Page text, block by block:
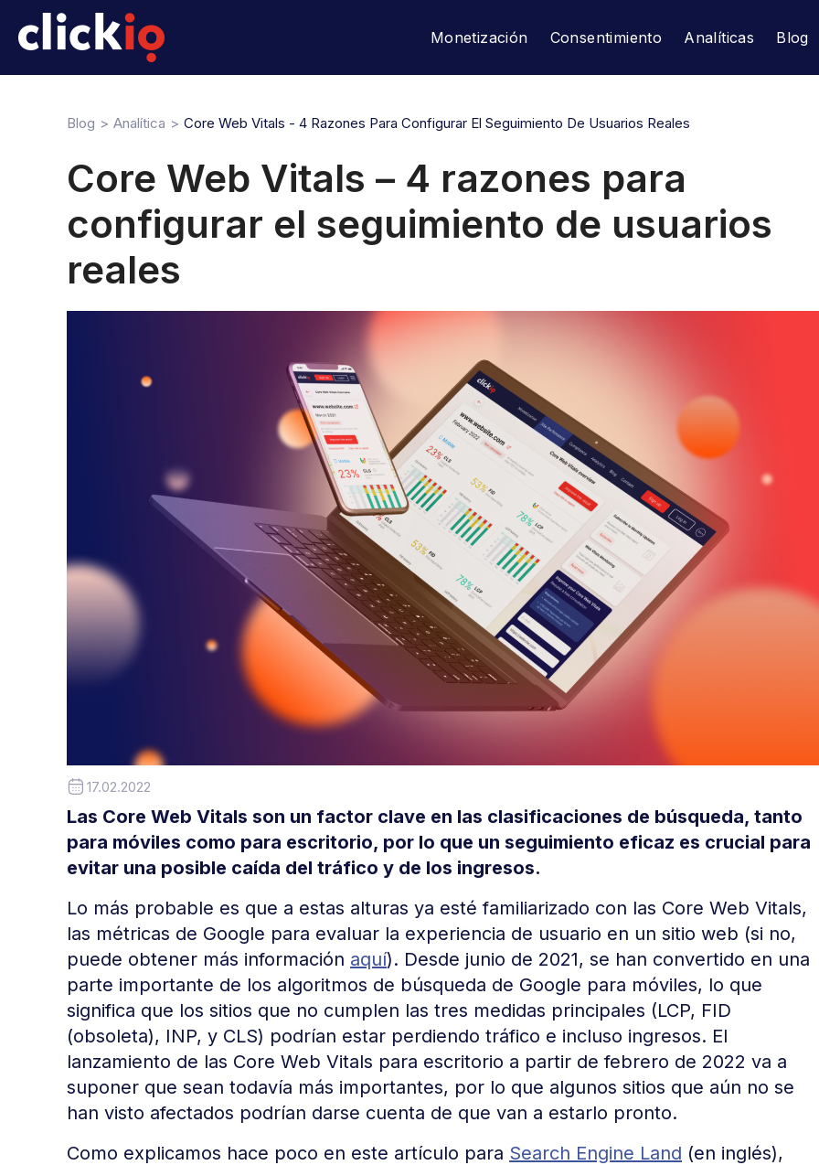
Monetización Consentimiento Analíticas Blog
Blog Analítica Core Web Vitals - 4 Razones Para Configurar El Seguimiento De Usuarios Reales
Core Web Vitals – 4 razones para
configurar el seguimiento de usuarios
reales
17.02.2022
Las Core Web Vitals son un factor clave en las clasificaciones de búsqueda, tanto
para móviles como para escritorio, por lo que un seguimiento eficaz es crucial para
evitar una posible caída del tráfico y de los ingresos.
Lo más probable es que a estas alturas ya esté familiarizado con las Core Web Vitals,
las métricas de Google para evaluar la experiencia de usuario en un sitio web (si no,
puede obtener más información aquí). Desde junio de 2021, se han convertido en una
parte importante de los algoritmos de búsqueda de Google para móviles, lo que
significa que los sitios que no cumplen las tres medidas principales (LCP, FID
(obsoleta), INP, y CLS) podrían estar perdiendo tráfico e incluso ingresos. El
lanzamiento de las Core Web Vitals para escritorio a partir de febrero de 2022 va a
suponer que sean todavía más importantes, por lo que algunos sitios que aún no se
han visto afectados podrían darse cuenta de que van a estarlo pronto.
Como explicamos hace poco en este artículo para Search Engine Land (en inglés),